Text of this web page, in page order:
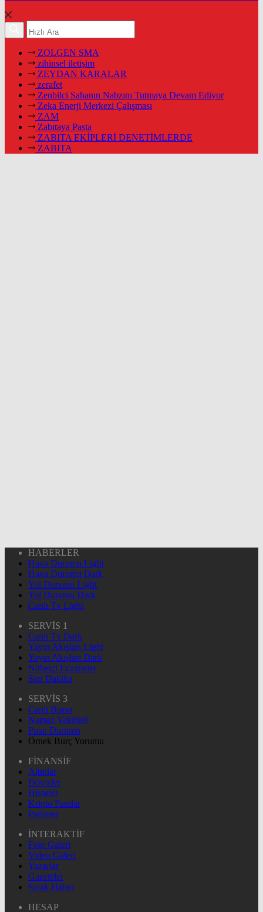
ZOLGEN SMA
zihinsel iletişim
ZEYDAN KARALAR
zerafet
Zenbilci Sahanın Nabzını Tutmaya Devam Ediyor
Zeka Enerji Merkezi Çalışması
ZAM
Zabıtaya Pasta
ZABITA EKİPLERİ DENETİMLERDE
ZABITA
HABERLER
Hava Durumu Light
Hava Durumu Dark
Yol Durumu Light
Yol Durumu Dark
Canlı Tv Light
SERVİS 1
Canlı Tv Dark
Yayın Akışları Light
Yayın Akışları Dark
Nöbetçi Eczaneler
Son Dakika
SERVİS 3
Canlı Borsa
Namaz Vakitleri
Puan Durumu
Örnek Burç Yorumu
FİNANSİF
Altınlar
Dövizler
Hisseler
Kripto Paralar
Pariteler
İNTERAKTİF
Foto Galeri
Video Galeri
Yazarlar
Gazeteler
Sıcak Haber
HESAP